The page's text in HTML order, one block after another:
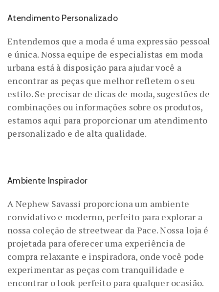
Atendimento Personalizado
Entendemos que a moda é uma expressão pessoal
e única. Nossa equipe de especialistas em moda
urbana está à disposição para ajudar você a
encontrar as peças que melhor refletem o seu
estilo. Se precisar de dicas de moda, sugestões de
combinações ou informações sobre os produtos,
estamos aqui para proporcionar um atendimento
personalizado e de alta qualidade.
Ambiente Inspirador
A Nephew Savassi proporciona um ambiente
convidativo e moderno, perfeito para explorar a
nossa coleção de streetwear da Pace. Nossa loja é
projetada para oferecer uma experiência de
compra relaxante e inspiradora, onde você pode
experimentar as peças com tranquilidade e
encontrar o look perfeito para qualquer ocasião.